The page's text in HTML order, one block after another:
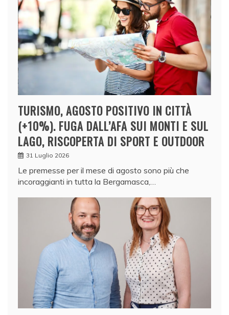
TURISMO, AGOSTO POSITIVO IN CITTÀ
(+10%). FUGA DALL’AFA SUI MONTI E SUL
LAGO, RISCOPERTA DI SPORT E OUTDOOR
31 Luglio 2026
Le premesse per il mese di agosto sono più che
incoraggianti in tutta la Bergamasca,…